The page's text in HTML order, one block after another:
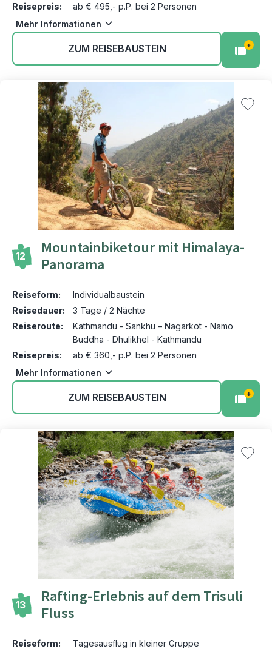
Reisepreis:
ab € 495,- p.P. bei 2 Personen
Mehr Informationen
ZUM REISEBAUSTEIN +
12
Mountainbiketour mit Himalaya-
Panorama
Reiseform:
Individualbaustein
Reisedauer:
3 Tage / 2 Nächte
Reiseroute:
Kathmandu - Sankhu – Nagarkot - Namo
Buddha - Dhulikhel - Kathmandu
Reisepreis:
ab € 360,- p.P. bei 2 Personen
Mehr Informationen
ZUM REISEBAUSTEIN +
13
Rafting-Erlebnis auf dem Trisuli
Fluss
Reiseform:
Tagesausflug in kleiner Gruppe